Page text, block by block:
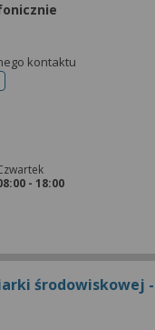
kontaktu
rejestracji
- 18:00
środowiskowej -